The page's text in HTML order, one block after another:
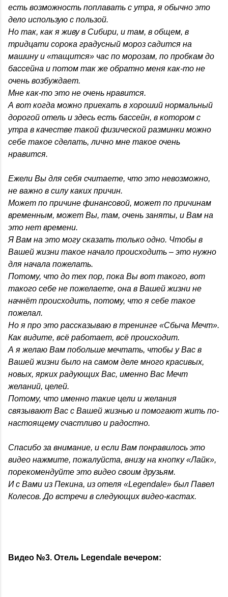
есть возможность поплавать с утра, я обычно это
дело использую с пользой.
Но так, как я живу в Сибири, и там, в общем, в
тридцати сорока градусный мороз садится на
машину и «тащится» час по морозам, по пробкам до
бассейна и потом так же обратно меня как-то не
очень возбуждает.
Мне как-то это не очень нравится.
А вот когда можно приехать в хороший нормальный
дорогой отель и здесь есть бассейн, в котором с
утра в качестве такой физической разминки можно
себе такое сделать, лично мне такое очень
нравится.
Ежели Вы для себя считаете, что это невозможно,
не важно в силу каких причин.
Может по причине финансовой, может по причинам
временным, может Вы, там, очень заняты, и Вам на
это нет времени.
Я Вам на это могу сказать только одно. Чтобы в
Вашей жизни такое начало происходить – это нужно
для начала пожелать.
Потому, что до тех пор, пока Вы вот такого, вот
такого себе не пожелаете, она в Вашей жизни не
начнёт происходить, потому, что я себе такое
пожелал.
Но я про это рассказываю в тренинге «Сбыча Мечт».
Как видите, всё работает, всё происходит.
А я желаю Вам побольше мечтать, чтобы у Вас в
Вашей жизни было на самом деле много красивых,
новых, ярких радующих Вас, именно Вас Мечт
желаний, целей.
Потому, что именно такие цели и желания
связывают Вас с Вашей жизнью и помогают жить по-
настоящему счастливо и радостно.
Спасибо за внимание, и если Вам понравилось это
видео нажмите, пожалуйста, внизу на кнопку «Лайк»,
порекомендуйте это видео своим друзьям.
И с Вами из Пекина, из отеля «Legendale» был Павел
Колесов. До встречи в следующих видео-кастах.
Видео №3. Отель Legendale вечером: